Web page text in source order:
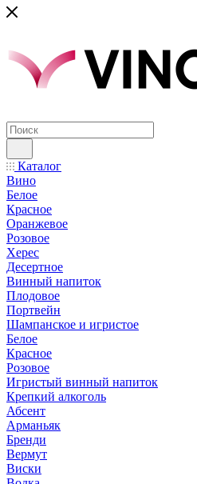
Каталог
Вино
Белое
Красное
Оранжевое
Розовое
Херес
Десертное
Винный напиток
Плодовое
Портвейн
Шампанское и игристое
Белое
Красное
Розовое
Игристый винный напиток
Крепкий алкоголь
Абсент
Арманьяк
Бренди
Вермут
Виски